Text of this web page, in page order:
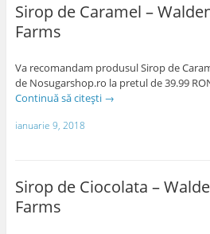
Sirop de Caramel –
Farms
Va recomandam produsul Sirop de
de Nosugarshop.ro la pretul de 39.99
Continuă să citești →
ianuarie 9, 2018
Sirop de Ciocolata –
Farms